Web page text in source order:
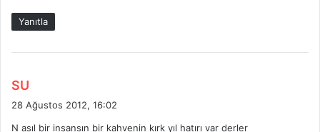
Yanıtla
SU
e
28 Ağustos 2012, 16:02
N asıl bir insansın bir kahvenin kırk yıl hatırı var derler